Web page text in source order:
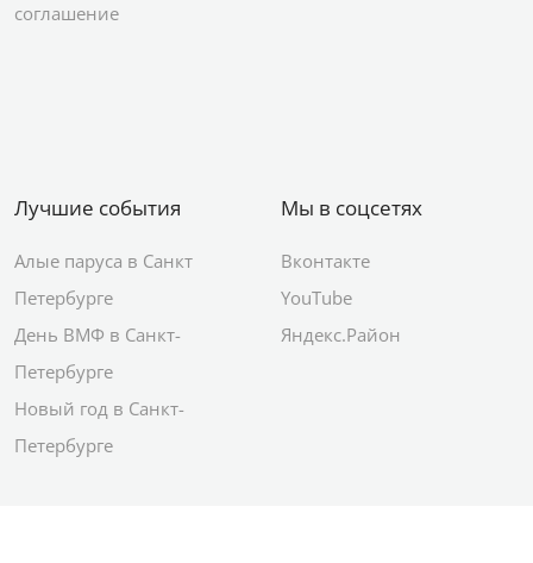
соглашение
Лучшие события
Алые паруса в Санкт
Петербурге
День ВМФ в Санкт-
Петербурге
Новый год в Санкт-
Петербурге
Мы в соцсетях
Вконтакте
YouTube
Яндекс.Район